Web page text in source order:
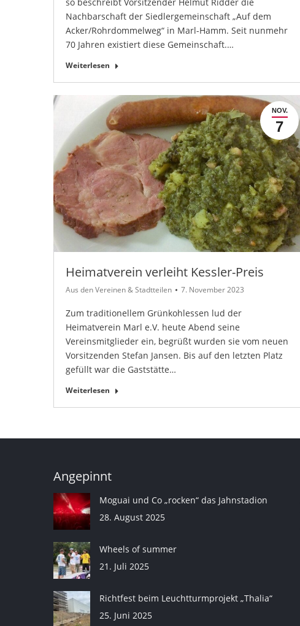
Nachbarschaft der Siedlergemeinschaft „Auf dem
Acker/Rohrdommelweg“ in Marl-Hamm. Seit nunmehr
70 Jahren existiert diese Gemeinschaft.…
Weiterlesen
NOV.
7
Heimatverein verleiht Kessler-Preis
Aus den Vereinen & Stadtteilen 7. November 2023
Zum traditionellem Grünkohlessen lud der
Heimatverein Marl e.V. heute Abend seine
Vereinsmitglieder ein, begrüßt wurden sie vom neuen
Vorsitzenden Stefan Jansen. Bis auf den letzten Platz
gefüllt war die Gaststätte…
Weiterlesen
Angepinnt
Moguai und Co „rocken“ das Jahnstadion
28. August 2025
Wheels of summer
21. Juli 2025
Richtfest beim Leuchtturmprojekt „Thalia“
25. Juni 2025